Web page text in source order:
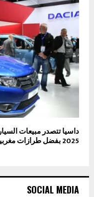
داسيا تتصدر مبيعات
2025 بفضل طرازات مغربية الصنع
SOCIAL MEDIA